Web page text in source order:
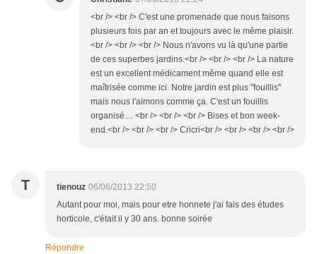
<br /> <br /> C'est une promenade que nous faisons
plusieurs fois par an et toujours avec le même plaisir.
<br /> <br /> <br /> Nous n'avons vu là qu'une partie
de ces superbes jardins.<br /> <br /> <br /> La nature
est un excellent médicament même quand elle est
maîtrisée comme ici. Notre jardin est plus "fouillis"
mais nous l'aimons comme ça. C'est un fouillis
organisé.... <br /> <br /> <br /> Bises et bon week-
end.<br /> <br /> <br /> Cricri<br /> <br /> <br /> <br />
T tienouz 06/06/2013 22:50
Autant pour moi, mais pour etre honnete j'ai fais des études
horticole, c'était il y 30 ans. bonne soirée
Répondre